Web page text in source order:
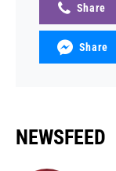
Share
Share
NEWSFEED